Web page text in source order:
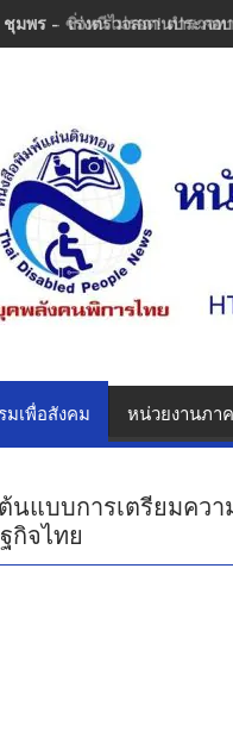
ชุมพร - เร่งตรวจสถานประกอ
มเพื่อสังคม หน่วยงานภา
นแบบการเตรียมคว
กิจไทย